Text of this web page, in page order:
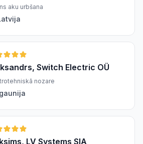
aku urbšana
Switch Electric OÜ
nozare
LV Systems SIA